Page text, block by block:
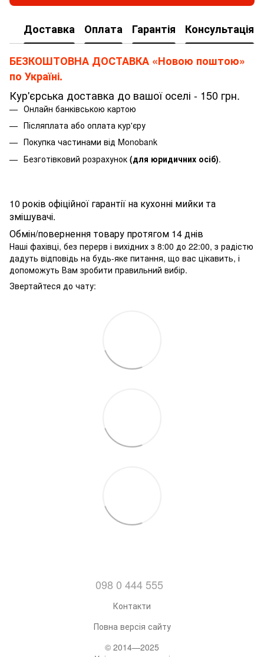
Доставка Оплата Гарантія Консультація
БЕЗКОШТОВНА ДОСТАВКА «Новою поштою»
по Україні.
Кур'єрська доставка до вашої оселі - 150 грн.
Онлайн банківською картою
Післяплата або оплата кур'єру
Покупка частинами від Monobank
Безготівковий розрахунок (для юридичних осіб).
10 років офіційної гарантії на кухонні мийки та
змішувачі.
Обмін/повернення товару протягом 14 днів
Наші фахівці, без перерв і вихідних з 8:00 до 22:00, з радістю
дадуть відповідь на будь-яке питання, що вас цікавить, і
допоможуть Вам зробити правильний вибір.
Звертайтеся до чату:
098 0 444 555
Контакти
Повна версія сайту
© 2014—2025